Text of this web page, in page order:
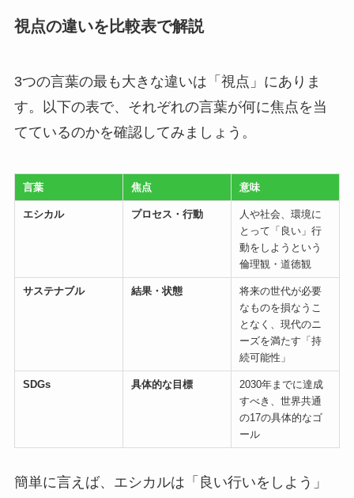
視点の違いを比較表で解説
3つの言葉の最も大きな違いは「視点」にありま
す。以下の表で、それぞれの言葉が何に焦点を当
てているのかを確認してみましょう。
言葉 焦点 意味
エシカル プロセス・行動
人や社会、環境に
とって「良い」行
動をしようという
倫理観・道徳観
サステナブル 結果・状態
将来の世代が必要
なものを損なうこ
となく、現代のニ
ーズを満たす「持
続可能性」
SDGs 具体的な目標
2030年までに達成
すべき、世界共通
の17の具体的なゴ
ール
簡単に言えば、エシカルは「良い行いをしよう」